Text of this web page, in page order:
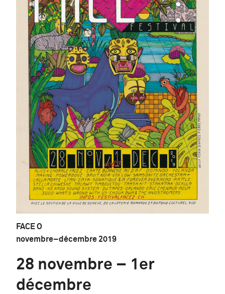
FACE O
novembre–décembre 2019
28 novembre – 1er
décembre